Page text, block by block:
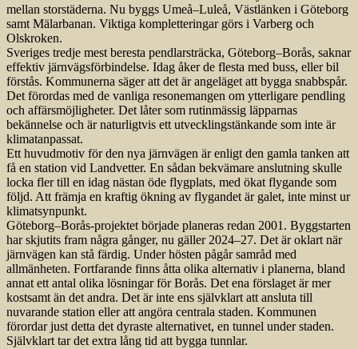
mellan storstäderna. Nu byggs Umeå–Luleå, Västlänken i Göteborg
samt Mälarbanan. Viktiga kompletteringar görs i Varberg och
Olskroken.
Sveriges tredje mest beresta pendlarsträcka, Göteborg–Borås, saknar
effektiv järnvägsförbindelse. Idag åker de flesta med buss, eller bil
förstås. Kommunerna säger att det är angeläget att bygga snabbspår.
Det förordas med de vanliga resonemangen om ytterligare pendling
och affärsmöjligheter. Det låter som rutinmässig läpparnas
bekännelse och är naturligtvis ett utvecklingstänkande som inte är
klimatanpassat.
Ett huvudmotiv för den nya järnvägen är enligt den gamla tanken att
få en station vid Landvetter. En sådan bekvämare anslutning skulle
locka fler till en idag nästan öde flygplats, med ökat flygande som
följd. Att främja en kraftig ökning av flygandet är galet, inte minst ur
klimatsynpunkt.
Göteborg–Borås-projektet började planeras redan 2001. Byggstarten
har skjutits fram några gånger, nu gäller 2024–27. Det är oklart när
järnvägen kan stå färdig. Under hösten pågår samråd med
allmänheten. Fortfarande finns åtta olika alternativ i planerna, bland
annat ett antal olika lösningar för Borås. Det ena förslaget är mer
kostsamt än det andra. Det är inte ens självklart att ansluta till
nuvarande station eller att angöra centrala staden. Kommunen
förordar just detta det dyraste alternativet, en tunnel under staden.
Självklart tar det extra lång tid att bygga tunnlar.